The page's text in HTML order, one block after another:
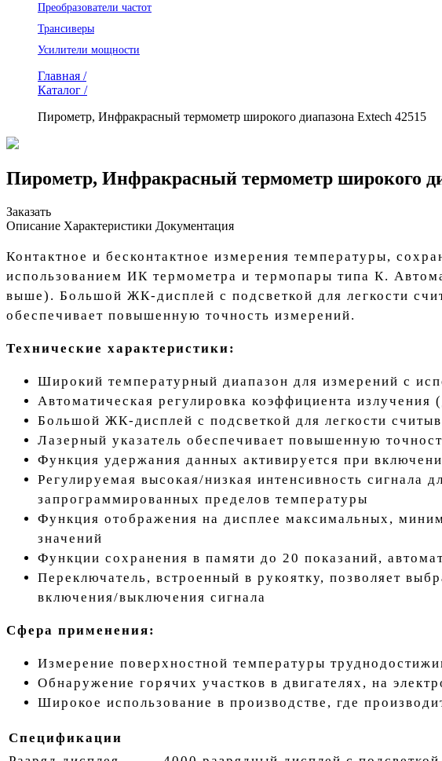
Преобразователи частот
Трансиверы
Усилители мощности
Главная /
Каталог /
Пирометр, Инфракрасный термометр широкого диапазона Extech 42515
Пирометр, Инфракрасный термометр широкого
Заказать
Описание Характеристики Документация
Контактное и бесконтактное измерения температуры,
использованием ИК термометра и термопары типа К.
выше). Большой ЖК-дисплей с подсветкой для легкости
обеспечивает повышенную точность измерений.
Технические характеристики:
Широкий температурный диапазон для измерений с
Автоматическая регулировка коэффициента
Большой ЖК-дисплей с подсветкой для легкости
Лазерный указатель обеспечивает повышенную
Функция удержания данных активируется при
Регулируемая высокая/низкая интенсивность сигнала
запрограммированных пределов температуры
Функция отображения на дисплее максимальных,
значений
Функции сохранения в памяти до 20 показаний,
Переключатель, встроенный в рукоятку, позволяет
включения/выключения сигнала
Сфера применения:
Измерение поверхностной температуры
Обнаружение горячих участков в двигателях, на
Широкое использование в производстве, где
Спецификации